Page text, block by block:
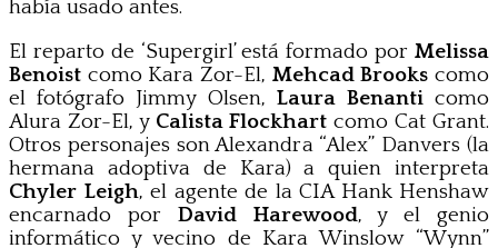
había usado antes.
El reparto de ‘Supergirl’ está formado por Melissa
Benoist como Kara Zor-El, Mehcad Brooks como
el fotógrafo Jimmy Olsen, Laura Benanticomo
Alura Zor-El, y Calista Flockhart como Cat Grant.
Otros personajes son Alexandra “Alex” Danvers (la
hermana adoptiva de Kara) a quien interpreta
Chyler Leigh, el agente de la CIA Hank Henshaw
encarnado por David Harewood, y el genio
informático y vecino de Kara Winslow “Wynn”